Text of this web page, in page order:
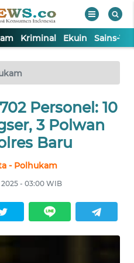
Kriminal Ekuin Sains-
Personel: 10
3 Polwan
Baru
- Polhukam
- 03:00 WIB